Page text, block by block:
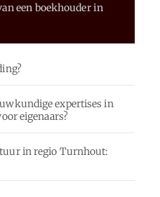
een boekhouder in
expertises in
eigenaars?
in regio Turnhout: